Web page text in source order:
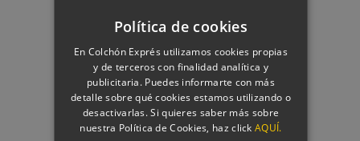
RESERVA UNA LLAMADA CON
NUESTROS EXPERTOS
Política de cookies
En Colchón Exprés utilizamos cookies propias
y de terceros con finalidad analítica y
publicitaria. Puedes informarte con más
detalle sobre qué cookies estamos utilizando o
desactivarlas. Si quieres saber más sobre
nuestra Política de Cookies, haz clickAQUÍ.